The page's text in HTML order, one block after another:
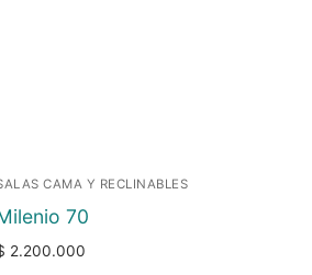
CAMA Y RECLINABLES
70
2.200.000